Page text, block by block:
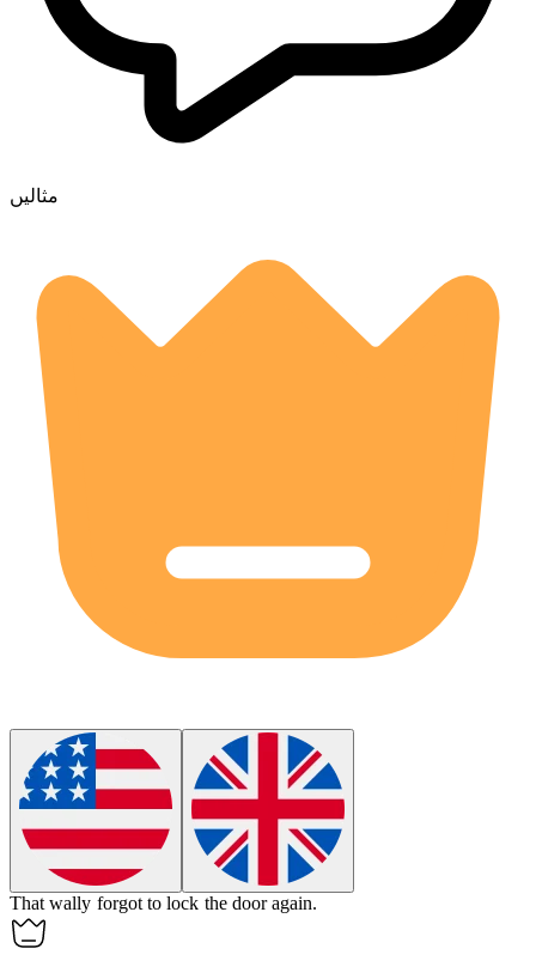
مثالیں
That wally forgot to lock the door again.